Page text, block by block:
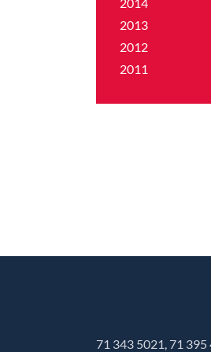
2014
2013
2012
2011
71 343 5021, 71